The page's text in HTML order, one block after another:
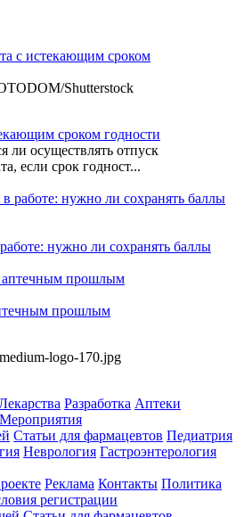
Shutterstoсk
сроком годности
ли осуществлять отпуск
если срок годност...
нужно ли сохранять баллы
прошлым
Разработка Аптеки
Мероприятия
Статьи для фармацевтов Педиатрия
Неврология Гастроэнтерология
Реклама Контакты Политика
регистрации